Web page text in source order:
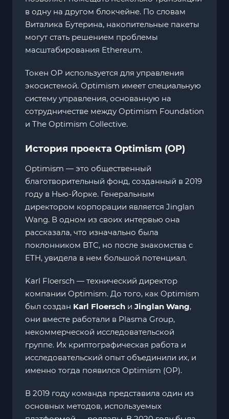
в одну на другом блокчейне. По словам
Виталика Бутерина, накопительные пакеты
могут стать решением проблемы
масштабирования Ethereum.
Токен OP используется для управления
экосистемой. Optimism имеет специальную
систему управления, основанную на
сотрудничестве между Optimism Foundation
и The Optimism Collective.
История проекта Optimism (OP)
Optimism — это общественный
благотворительный фонд, созданный в 2019
году в Нью-Йорке. Генеральным
директором корпорации является Jinglan
Wang. В одном из своих интервью она
рассказала, что изначально была
поклонником BTC, но после знакомства с
ETH, увидела в нем большой потенциал.
Karl Floersch — технический директор
компании Optimism. До того, как Optimism
был создан Karl Floersch и Jinglan Wang,
они вместе работали в Plasma Group,
некоммерческой исследовательской
группе. Их криптографическая работа и
исследовательский опыт объединили их, и
именно тогда появился Optimism (OP).
В 2019 году команда представила один из
основных методов, используемых